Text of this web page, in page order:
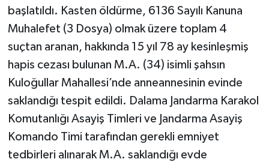
başlatıldı. Kasten öldürme, 6136 Sayılı Kanuna
Muhalefet (3 Dosya) olmak üzere toplam 4
suçtan aranan, hakkında 15 yıl 78 ay kesinleşmiş
hapis cezası bulunan M.A. (34) isimli şahsın
Kuloğullar Mahallesi’nde anneannesinin evinde
saklandığı tespit edildi. Dalama Jandarma Karakol
Komutanlığı Asayiş Timleri ve Jandarma Asayiş
Komando Timi tarafından gerekli emniyet
tedbirleri alınarak M.A. saklandığı evde